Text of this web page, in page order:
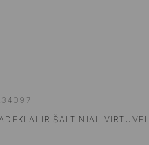
IR ŠALTINIAI